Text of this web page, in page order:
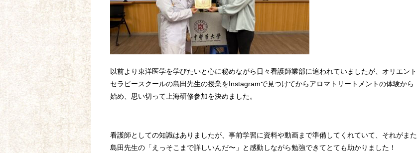
以前より東洋医学を学びたいと心に秘めながら日々看護師業部に追われていましたが、オリエント
セラピースクールの島田先生の授業をInstagramで見つけてからアロマトリートメントの体験から
始め、思い切って上海研修参加を決めました。
看護師としての知識はありましたが、事前学習に資料や動画まで準備してくれていて、それがまた
島田先生の「えっそこまで詳しいんだ〜」と感動しながら勉強できてとても助かりました！